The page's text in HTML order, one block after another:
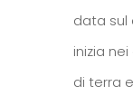
data sul
inizia
di terra